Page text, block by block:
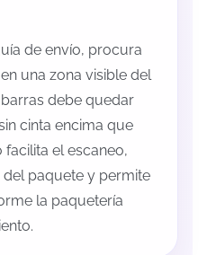
de envío, procura
una zona visible del
debe quedar
cinta encima que
facilita el escaneo,
paquete y permite
la paquetería